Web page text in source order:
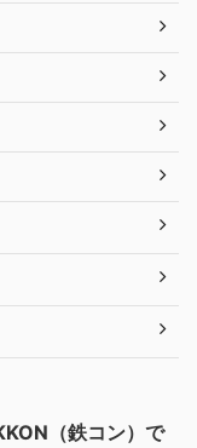
（鉄コン）で